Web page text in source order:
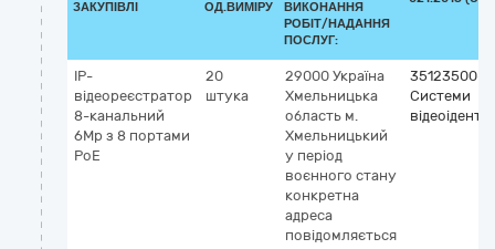
ЗАКУПІВЛІ
ОД.ВИМІРУ
ВИКОНАННЯ
РОБІТ/НАДАННЯ
ПОСЛУГ:
IP-
відеореєстратор
8-канальний
6Mp з 8 портами
PoE
20
штука
29000 Україна
Хмельницька
область м.
Хмельницький
у період
воєнного стану
конкретна
адреса
повідомляється
35123500-7
Системи